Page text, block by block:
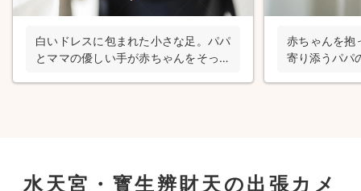
白いドレスに包まれた小さな足。パパ
とママの優しい手が赤ちゃんをそっと
赤ちゃんを抱
寄り添うパパ
水天宮・寳生辨財天の出張カメ